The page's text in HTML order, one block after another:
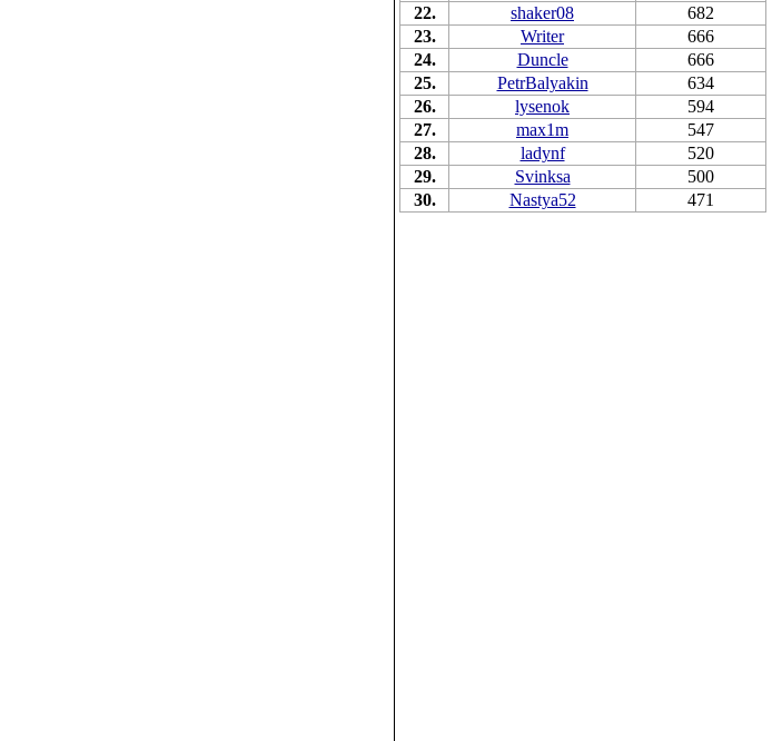
22.
shaker08
682
23.
Writer
666
24.
Duncle
666
25.
PetrBalyakin
634
26.
lysenok
594
27.
max1m
547
28.
ladynf
520
29.
Svinksa
500
30.
Nastya52 471